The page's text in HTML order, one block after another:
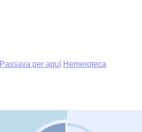
Passava per aquí Hemeroteca